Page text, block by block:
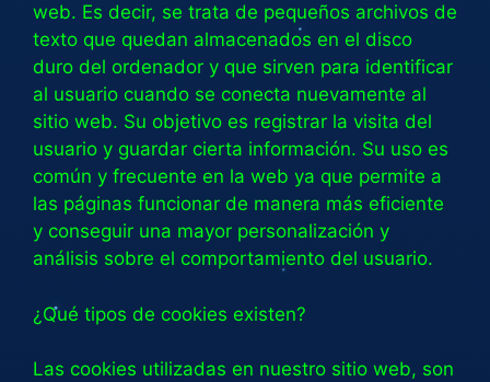
web. Es decir, se trata de pequeños archivos de
texto que quedan almacenados en el disco
duro del ordenador y que sirven para identificar
al usuario cuando se conecta nuevamente al
sitio web. Su objetivo es registrar la visita del
usuario y guardar cierta información. Su uso es
común y frecuente en la web ya que permite a
las páginas funcionar de manera más eficiente
y conseguir una mayor personalización y
análisis sobre el comportamiento del usuario.
¿Qué tipos de cookies existen?
Las cookies utilizadas en nuestro sitio web, son